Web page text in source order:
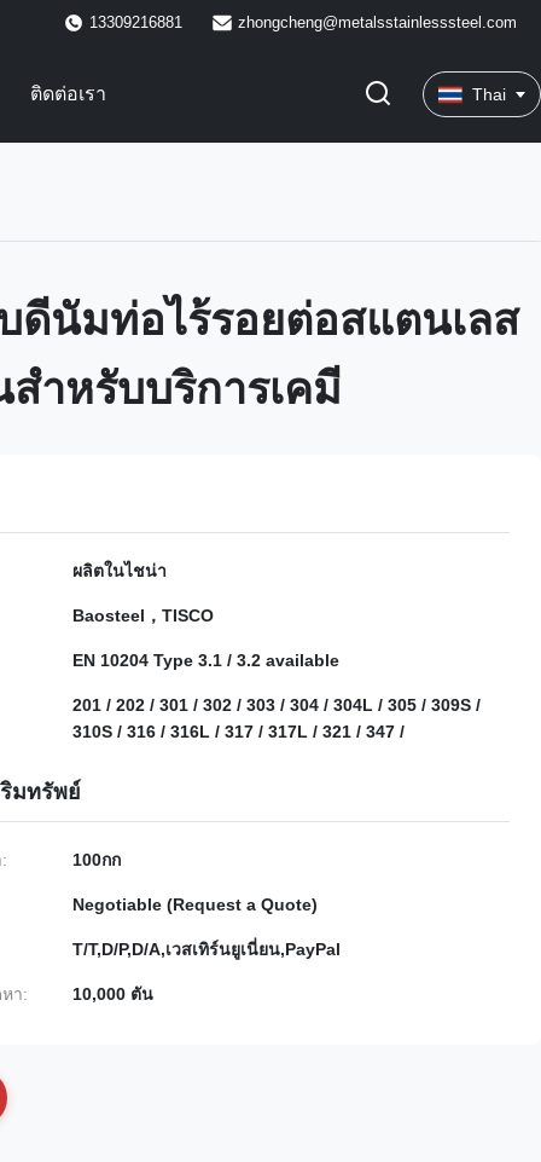
13309216881 zhongcheng@metalsstainlesssteel.com
ติดต่อเรา Thai
ดีนัมท่อไร้รอยต่อสแตนเลส
สำหรับบริการเคมี
ผลิตในไชน่า
Baosteel，TISCO
EN 10204 Type 3.1 / 3.2 available
201 / 202 / 301 / 302 / 303 / 304 / 304L / 305 / 309S /
310S / 316 / 316L / 317 / 317L / 321 / 347 /
มทรัพย์
100กก
Negotiable (Request a Quote)
T/T,D/P,D/A,เวสเทิร์นยูเนี่ยน,PayPal
า: 10,000 ตัน